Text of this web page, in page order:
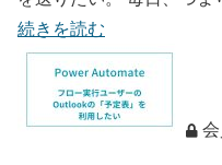
続きを読む